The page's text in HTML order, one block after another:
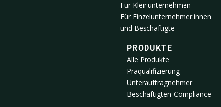
Für Kleinunternehmen
Für Einzelunternehmer:innen
und Beschäftigte
PRODUKTE
Alle Produkte
Präqualifizierung
Unterauftragnehmer
Beschäftigten-Compliance